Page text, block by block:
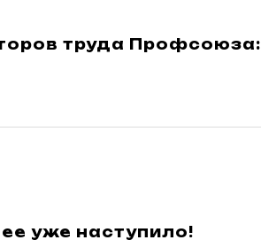
труда Профсоюза:
уже наступило!